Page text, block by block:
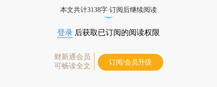
本文共计3138字 订阅后继续阅读
登录 后获取已订阅的阅读权限
财新通会员
可畅读全文
订阅/会员升级